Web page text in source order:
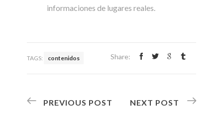
informaciones de lugares reales.
TAGS: contenidos Share:
PREVIOUS POST NEXT POST